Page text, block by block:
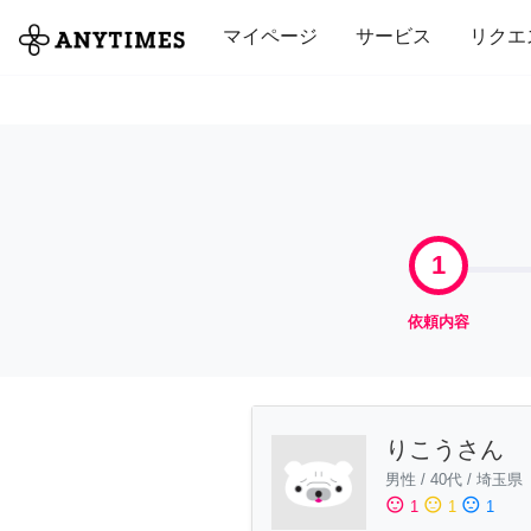
マイページ サービス リク
全て 修理・組立 家事 引っ越し
1
依頼内容
りこうさん
男性 / 40代 / 埼玉県
sentiment_satisfied 1 sentiment_neutral 1 sentiment_dissatisfied 1